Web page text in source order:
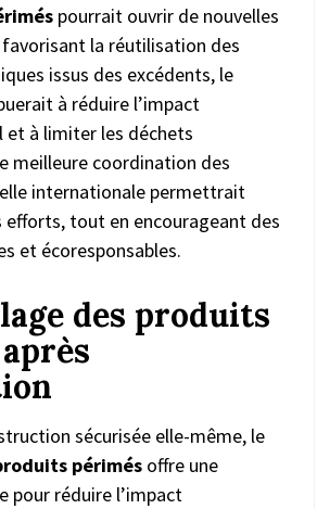
pourrait ouvrir de nouvelles
favorisant la réutilisation des
issus des excédents, le
à réduire l’impact
et à limiter les déchets
meilleure coordination des
internationale permettrait
efforts, tout en encourageant des
et écoresponsables.
des produits
sécurisée elle-même, le
périmés offre une
pour réduire l’impact